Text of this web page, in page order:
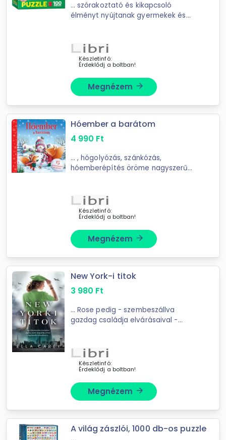
... szórakoztató és kikapcsoló
élményt nyújtanak gyermekek és
tökéletesen illeszkednek, így az
összeállítás ...
Készletinfó:
Érdeklődj a boltban!
Megnézem arrow_forward
Hóember a barátom
4 990 Ft
... , hógolyózás, szánkózás,
hóemberépítés öröme nagyszerű
kötetben összegyűjtött tizenöt
mese révén a kicsik ...
Készletinfó:
Érdeklődj a boltban!
Megnézem arrow_forward
New York-i titok
3 980 Ft
... Rose pedig - szembeszállva
gazdag családja elvárásaival -
akár konyhafőnök is válhat belőle ...
Készletinfó:
Érdeklődj a boltban!
Megnézem arrow_forward
A világ zászlói, 1000 db-os puzzle